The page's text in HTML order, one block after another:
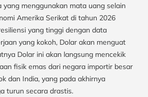
yang menggunakan mata uang selain
Amerika Serikat di tahun 2026
yang tinggi dengan data
yang kokoh, Dolar akan menguat
Dolar ini akan langsung mencekik
fisik emas dari negara importir besar
dan India, yang pada akhirnya
turun secara drastis.